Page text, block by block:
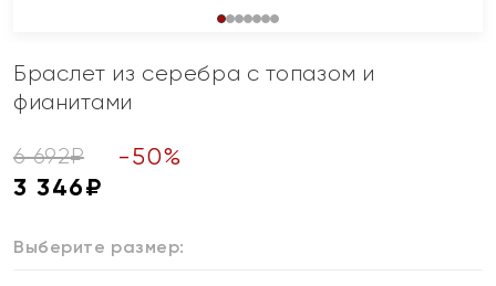
Браслет из серебра с топазом и
фианитами
6 692₽ -50%
3 346₽
Выберите размер: